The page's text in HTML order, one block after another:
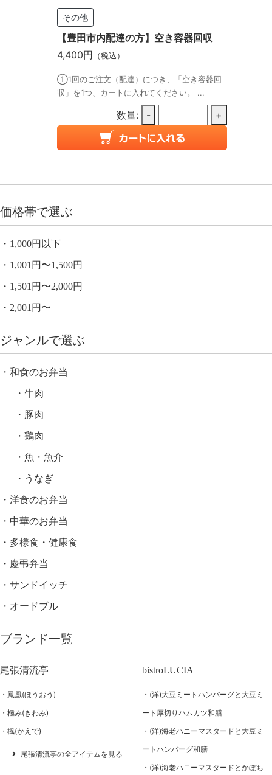
その他
【豊田市内配達の方】空き容器回収
4,400円 （税込）
①1回のご注文（配達）につき、「空き容器回
収」を1つ、カートに入れてください。 ...
数量: - +
価格帯で選ぶ
1,000円以下
1,001円〜1,500円
1,501円〜2,000円
2,001円〜
ジャンルで選ぶ
和食のお弁当
牛肉
豚肉
鶏肉
魚・魚介
うなぎ
洋食のお弁当
中華のお弁当
多様食・健康食
慶弔弁当
サンドイッチ
オードブル
ブランド一覧
尾張清流亭
鳳凰(ほうおう)
極み(きわみ)
楓(かえで)
尾張清流亭の全アイテムを見る
bistroLUCIA
(洋)大豆ミートハンバーグと大豆ミ
ート厚切りハムカツ和膳
(洋)海老ハニーマスタードと大豆ミ
ートハンバーグ和膳
(洋)海老ハニーマスタードとかぼち